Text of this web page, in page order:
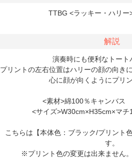
TTBG <ラッキー・ハリー
解説
演奏時にも便利なトート
プリントの左右位置はハリーの顔の向き
心に顔が向くようにプリ
<素材>綿100％キャンバ
<サイズ>W30cm×H35cm×マ
こちらは【本体色：ブラック/プリント
す。
※プリント色の変更は出来ません